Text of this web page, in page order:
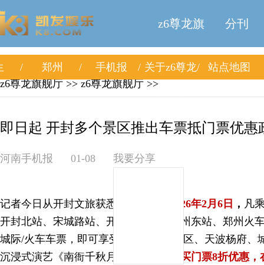
z6尊龙旗
舰厅
分刊
郑州 手机报 关于z6尊龙
站点地图
z6尊龙旗舰厅 >> z6尊龙旗舰厅 >>
即日起 开封多个景区推出车票抵门票优惠
河南手机报 01-08 我要分享
记者今日从开封文旅获悉， 即日起至2026年2月6日 ， 凡
开封北站、宋城路站、开封火车站、郑州东站、郑州火
城际/火车车票，即可享受开封市龙亭景区、天波杨府、
沉浸式演艺《南衙千秋月》售票窗口
购买门票8折优惠